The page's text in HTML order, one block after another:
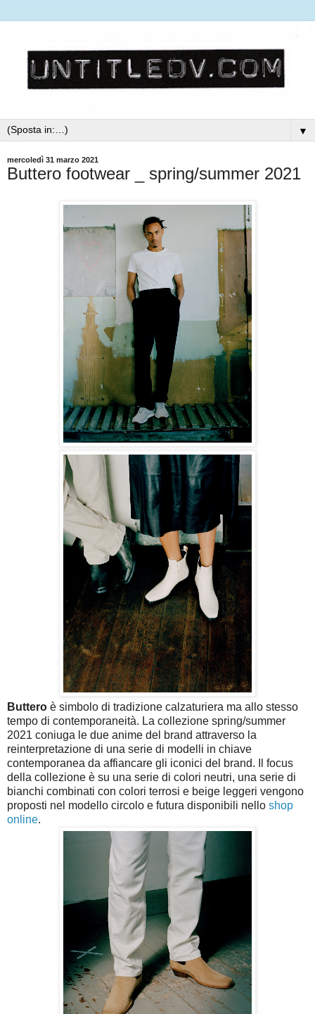
▼
mercoledì 31 marzo 2021
Buttero footwear _ spring/summer 2021
Buttero è simbolo di tradizione calzaturiera ma allo stesso
tempo di contemporaneità. La collezione spring/summer
2021 coniuga le due anime del brand attraverso la
reinterpretazione di una serie di modelli in chiave
contemporanea da affiancare gli iconici del brand. Il focus
della collezione è su una serie di colori neutri, una serie di
bianchi combinati con colori terrosi e beige leggeri vengono
proposti nel modello circolo e futura disponibili nello shop
online.